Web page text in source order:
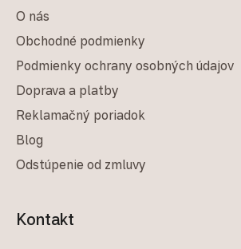
O nás
Obchodné podmienky
Podmienky ochrany osobných údajov
Doprava a platby
Reklamačný poriadok
Blog
Odstúpenie od zmluvy
Kontakt